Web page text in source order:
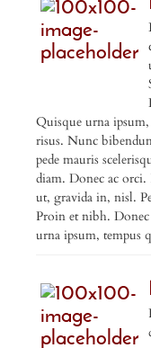
Quisque urna
risus. Nunc
pede mauris
diam. Donec ac
ut, gravida in, nisl.
Proin et nibh.
urna ipsum, tempus